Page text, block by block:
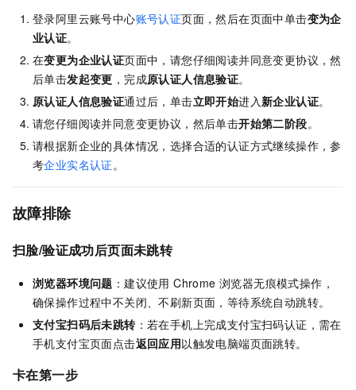
登录阿里云账号中心账号认证页面，然后在页面中单击变为企
业认证。
在变更为企业认证页面中，请您仔细阅读并同意变更协议，然
后单击发起变更 ，完成原认证人信息验证。
原认证人信息验证通过后，单击立即开始进入新企业认证。
请您仔细阅读并同意变更协议，然后单击开始第二阶段。
请根据新企业的具体情况，选择合适的认证方式继续操作，参
考企业实名认证。
故障排除
扫脸/验证成功后页面未跳转
浏览器环境问题 ：建议使用 Chrome 浏览器无痕模式操作，
确保操作过程中不关闭、不刷新页面，等待系统自动跳转。
支付宝扫码后未跳转：若在手机上完成支付宝扫码认证，需在
手机支付宝页面点击返回应用以触发电脑端页面跳转。
卡在第一步